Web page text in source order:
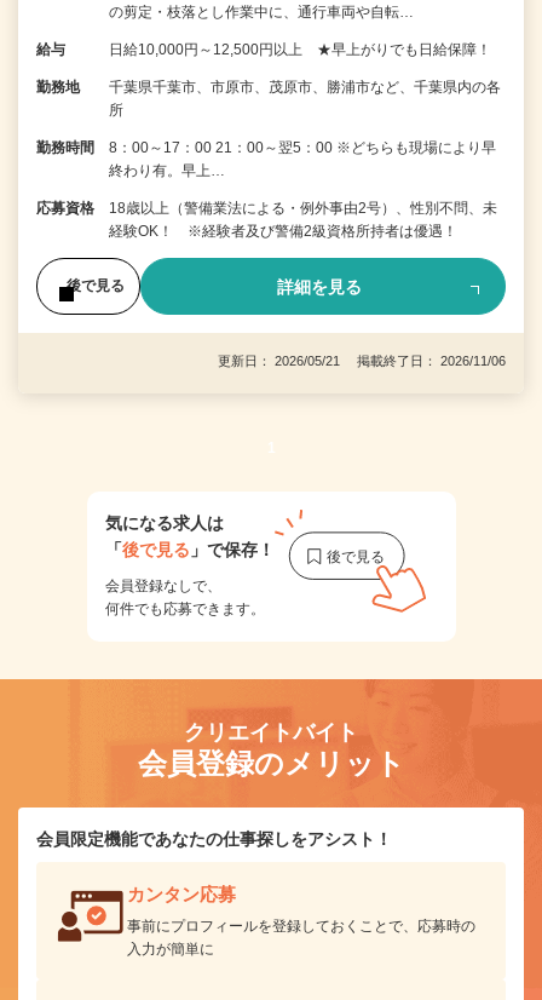
の剪定・枝落とし作業中に、通行車両や自転…
給与 日給10,000円～12,500円以上 ★早上がりでも日給保障！
勤務地
千葉県千葉市、市原市、茂原市、勝浦市など、千葉県内の各
所
勤務時間
8：00～17：00 21：00～翌5：00 ※どちらも現場により早
終わり有。早上…
応募資格
18歳以上（警備業法による・例外事由2号）、性別不問、未
経験OK！ ※経験者及び警備2級資格所持者は優遇！
後で見る 詳細を見る
更新日： 2026/05/21 掲載終了日： 2026/11/06
1
気になる求人は
「後で見る 」で保存！
会員登録なしで、
何件でも応募できます。
クリエイトバイト
会員登録のメリット
会員限定機能であなたの仕事探しをアシスト！
カンタン応募
事前にプロフィールを登録しておくことで、応募時の
入力が簡単に